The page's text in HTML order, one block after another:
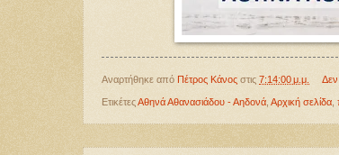
Αναρτήθηκε από Πέτρος Κάνος στις 7:14:00 μ.μ.
ΕτικέτεςΑθηνά Αθανασιάδου - Αηδονά Αρχική σελίδα